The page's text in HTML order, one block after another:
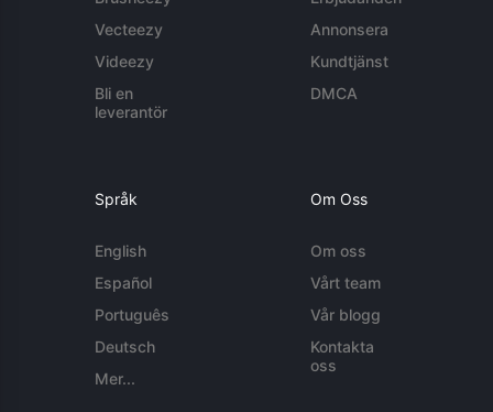
Vecteezy
Videezy
Bli en
leverantör
Annonsera
Kundtjänst
DMCA
Språk
English
Español
Português
Deutsch
Mer...
Om Oss
Om oss
Vårt team
Vår blogg
Kontakta
oss